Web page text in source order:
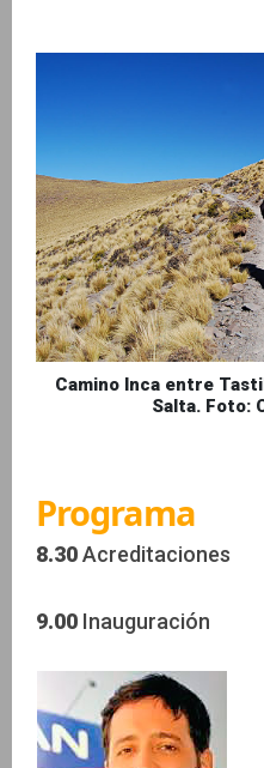
Camino Inca entre
Salta. Foto:
Programa
8.30Acreditaciones
9.00 Inauguración